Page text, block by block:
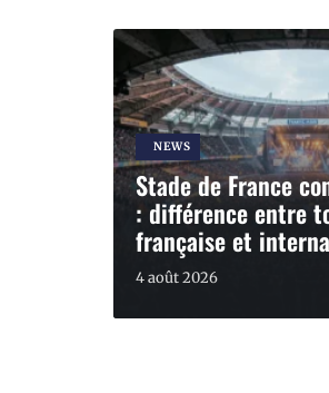
NEWS
Stade de France
: différence entre
française et
4 août 2026